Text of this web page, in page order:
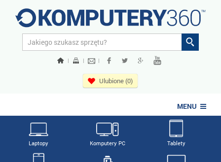
| | |
Ulubione (0)
MENU
Laptopy Komputery PC Tablety